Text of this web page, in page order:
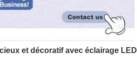
et décoratif avec éclairage LED